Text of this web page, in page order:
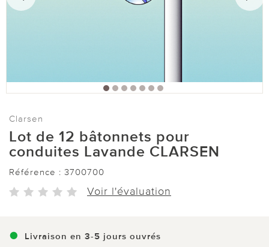
Clarsen
Lot de 12 bâtonnets pour
conduites Lavande CLARSEN
Référence : 3700700
Voir l'évaluation
Livraison en 3-5 jours ouvrés